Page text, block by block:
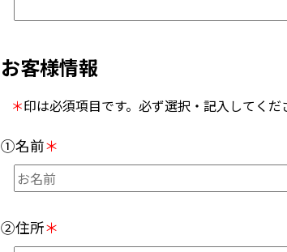
お客様情報
＊印は必須項目です。必ず選択・記入してくだ
①名前＊
②住所＊